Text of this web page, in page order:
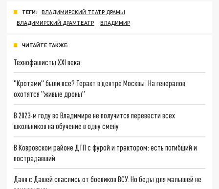
ТЕГИ:
ВЛАДИМИРСКИЙ ТЕАТР ДРАМЫ
ВЛАДИМИРСКИЙ ДРАМТЕАТР
ВЛАДИМИР
ЧИТАЙТЕ ТАКЖЕ:
Технофашисты XXI века
"Кротами" были все? Теракт в центре Москвы: На генералов
охотятся "живые дроны"
В 2023-м году во Владимире не получится перевести всех
школьников на обучение в одну смену
В Ковровском районе ДТП с фурой и трактором: есть погибший и
пострадавший
Даня с Дашей спаслись от боевиков ВСУ. Но беды для малышей не